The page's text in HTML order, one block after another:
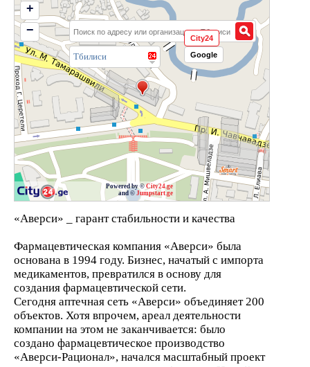
Тбилиси
Powered by ©City24.ge
and © Jumpstart.ge
+
−
City24
Google
«Аверси» _ гарант стабильности и качества
Фармацевтическая компания «Аверси» была
основана в 1994 году. Бизнес, начатый с импорта
медикаментов, превратился в основу для
создания фармацевтической сети.
Сегодня аптечная сеть «Аверси» объединяет 200
объектов. Хотя впрочем, ареал деятельности
компании на этом не заканчивается: было
создано фармацевтическое производство
«Аверси-Рационал», начался масштабный проект